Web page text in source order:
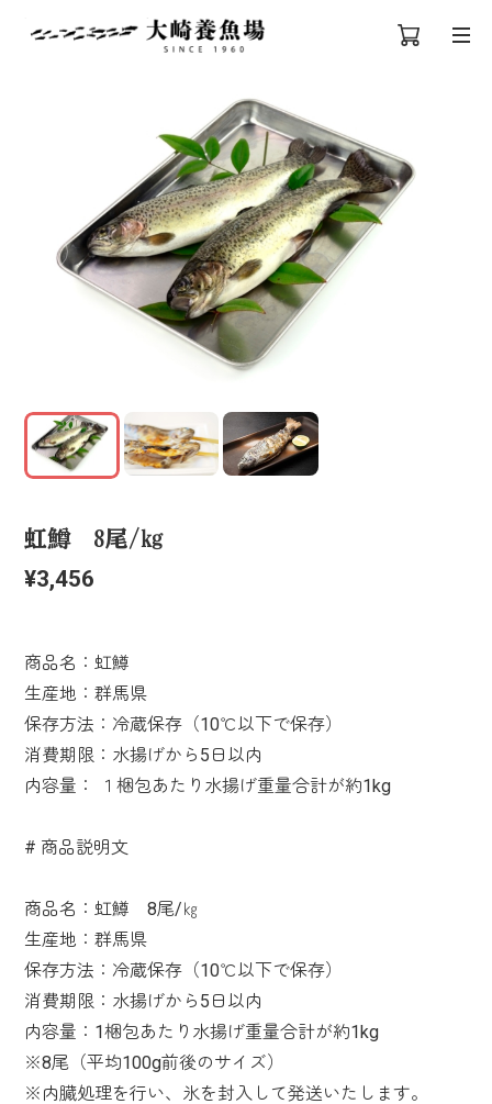
虹鱒 8尾/㎏
¥3,456
商品名：虹鱒
生産地：群馬県
保存方法：冷蔵保存（10℃以下で保存）
消費期限：水揚げから5日以内
内容量： １梱包あたり水揚げ重量合計が約1kg
# 商品説明文
商品名：虹鱒 8尾/㎏
生産地：群馬県
保存方法：冷蔵保存（10℃以下で保存）
消費期限：水揚げから5日以内
内容量：1梱包あたり水揚げ重量合計が約1kg
※8尾（平均100g前後のサイズ）
※内臓処理を行い、氷を封入して発送いたします。